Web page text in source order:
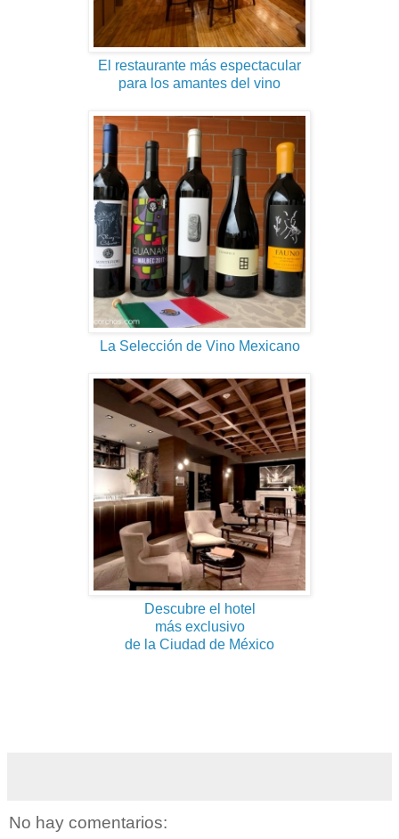
El restaurante más espectacular
para los amantes del vino
La Selección de Vino Mexicano
Descubre el hotel
más exclusivo
de la Ciudad de México
No hay comentarios: